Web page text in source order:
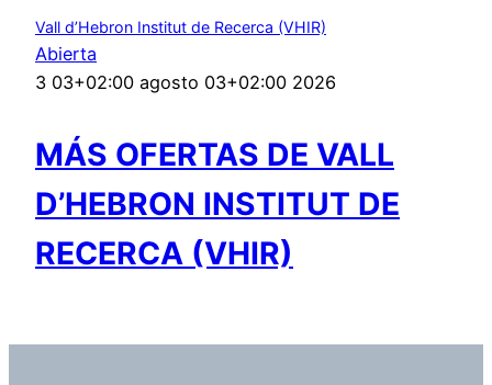
Vall d’Hebron Institut de Recerca (VHIR)
Abierta
3 03+02:00 agosto 03+02:00 2026
MÁS OFERTAS DE VALL
D’HEBRON INSTITUT DE
RECERCA (VHIR)